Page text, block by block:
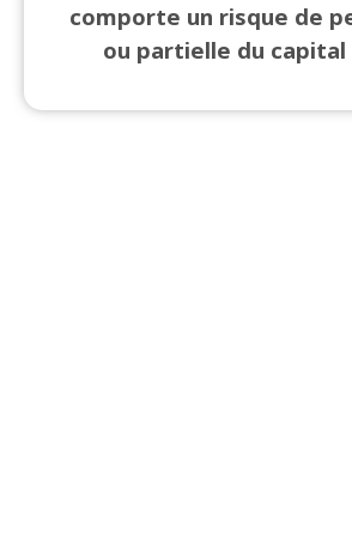
comporte un risque de
ou partielle du